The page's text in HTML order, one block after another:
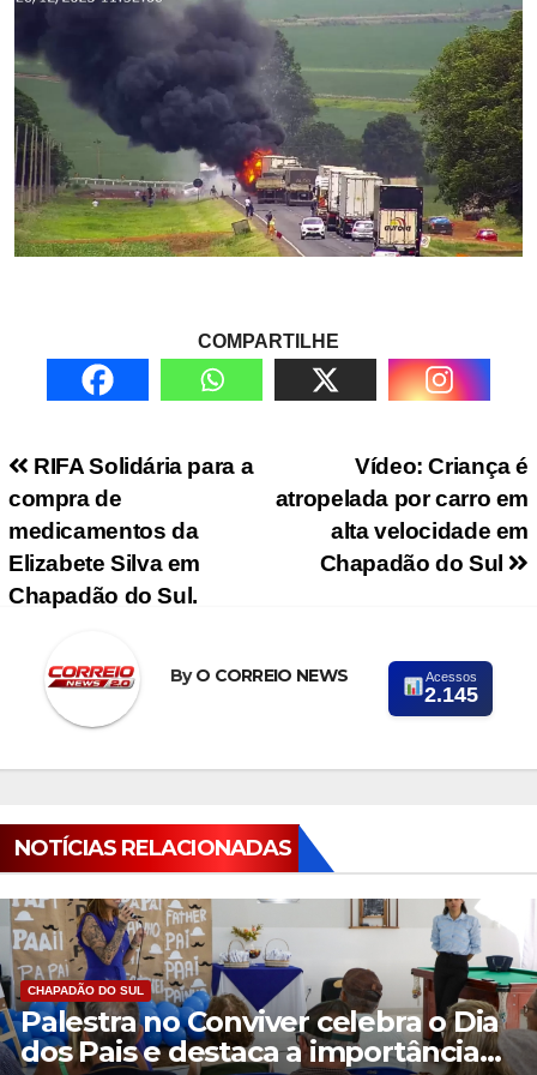
COMPARTILHE
Navegação de PostVídeo: Criança é
atropelada por carro em
alta velocidade em
Chapadão do Sul
RIFA Solidária para a
compra de
medicamentos da
Elizabete Silva em
Chapadão do Sul.
ByO CORREIO NEWS Acessos
2.145
NOTÍCIAS RELACIONADAS
CHAPADÃO DO SUL
Palestra no Conviver celebra o Dia
dos Pais e destaca a importância